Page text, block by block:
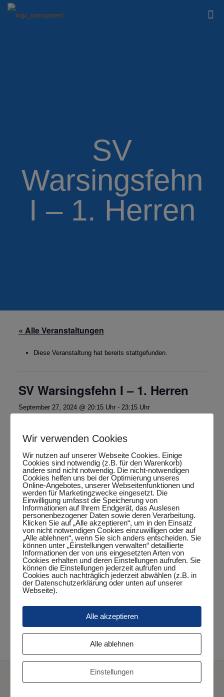
SV
Warsingsfehn
I – 1. Herren
« Alle Veranstaltungen
Diese Veranstaltung hat bereits stattgefunden.
SV Warsingsfehn I – 1. Herren
September 27, 2024 @ 20:15 Uhr- 23:15 Uhr
Zum Kalender hinzufügen
DETAILS
Datum:
September 27, 2024
Zeit:
20:15 Uhr - 23:15 Uhr
Veranstaltungskategorie:
Punktspiel
TuS Sande VI – 7. Herren 6. Herren – SV Büppel II
Wir verwenden Cookies
Wir nutzen auf unserer Webseite Cookies. Einige
Cookies sind notwendig (z.B. für den Warenkorb)
andere sind nicht notwendig. Die nicht-notwendigen
Cookies helfen uns bei der Optimierung unseres
Online-Angebotes, unserer Webseitenfunktionen und
werden für Marketingzwecke eingesetzt. Die
Einwilligung umfasst die Speicherung von
Informationen auf Ihrem Endgerät, das Auslesen
personenbezogener Daten sowie deren Verarbeitung.
Klicken Sie auf „Alle akzeptieren“, um in den Einsatz
von nicht notwendigen Cookies einzuwilligen oder auf
„Alle ablehnen“, wenn Sie sich anders entscheiden. Sie
können unter „Einstellungen verwalten“ detaillierte
Informationen der von uns eingesetzten Arten von
Cookies erhalten und deren Einstellungen aufrufen. Sie
können die Einstellungen jederzeit aufrufen und
Cookies auch nachträglich jederzeit abwählen (z.B. in
der Datenschutzerklärung oder unten auf unserer
Webseite).
Alle akzeptieren
Alle ablehnen
Einstellungen